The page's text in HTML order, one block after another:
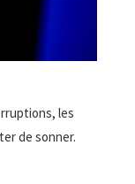
les
de sonner.